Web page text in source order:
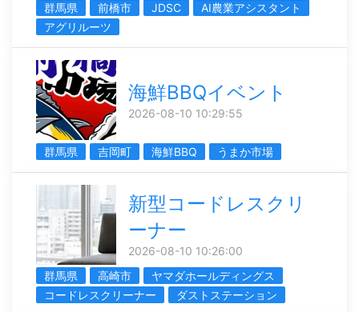
群馬県 前橋市 JDSC
AI農業アシスタント
アグリルーツ
海鮮BBQイベント
2026-08-10 10:29:55
群馬県 吉岡町 海鮮BBQ うまか市場
新型コードレスクリ
ーナー
2026-08-10 10:26:00
群馬県
高崎市
ヤマダホールディングス
コードレスクリーナー
ダストステーション